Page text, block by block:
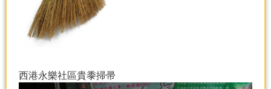
西港永樂社區貴黍掃帚